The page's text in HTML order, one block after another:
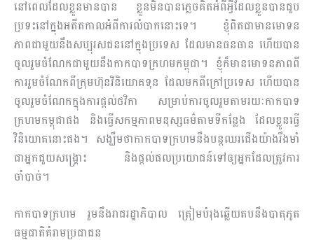
នៅពេល​ដែលខ្លួនមានបាន ខ្លួនមិនបានភ្លេចគិតអំពីអ្វីដែលខ្លួនបានជួប
ប្រទះនៅក្នុងអតីតកាលអំពីការលំបាកនោះទេ។ ខ្ញុំពិតជាមានមោទ​ន​
ភាពជាមួយនឹងសប្បុរសជននៅក្នុងប្រទេស ដែលមានធនធាន ហើយបាន
ចូលរួមចំណែកជាមួយនឹងកាកបាទក្រហមកម្ពុជា។ ខ្ញុំក៏មានមោទនភាពពី
ការរួមចំណែកពីក្រុមហ៊ុនវិនិយោគទុន ដែលមកពីក្រៅប្រទេស ហើយបាន
ចូលរួមចំណែកក្នុងការផ្តល់ថវិកា សម្រាប់ការចូលរួមតាមរយៈកាកបាទ
ក្រហមកម្ពុជាផង និងធ្វើសកម្មភាពមនុស្សធម៌តាមទីកន្លែង ដែលខ្លួនធ្វើ
វិនិយោគនោះផង។ សង្ឃឹមថាកាកបាទក្រហមនឹងបន្តឈរជើងយ៉ាងរឹងមាំ
ជាអ្នកជួយសង្គ្រោះ និងផ្តល់ផលប្រយោជន៍ទៅឲ្យអ្នកដែលត្រូវការ
ចាំបាច់។
កាកបាទក្រហម រួមនឹងរាជរដ្ឋាភិបាល ត្រៀមបំរុងឆ្លើយតបនឹងបាតុភូត
ធម្មជាតិគំរាមប្រជាជន